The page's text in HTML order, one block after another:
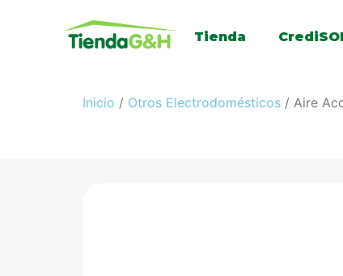
Tienda
Inicio / Otros Electrodomésticos / Aire